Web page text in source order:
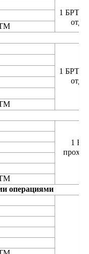
1 БРТ
1 БРТ
1
операциями